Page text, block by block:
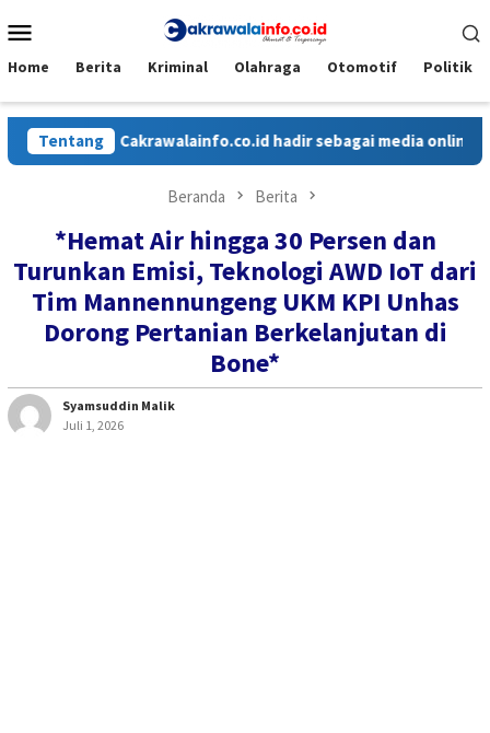
ke
Mobile
Home Berita Kriminal Olahraga Otomotif Politik
TentangCakrawalainfo.co.id hadir sebagai media online
Beranda Berita
*Hemat Air hingga 30 Persen dan
Turunkan Emisi, Teknologi AWD IoT dari
Tim Mannennungeng UKM KPI Unhas
Dorong Pertanian Berkelanjutan di
Bone*
Syamsuddin Malik
Juli 1, 2026